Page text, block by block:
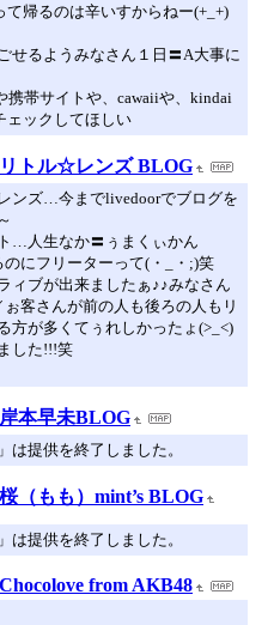
て帰るのは辛いすからねー(+_+)
せるようみなさん１日〓A大事に
携帯サイトや、cawaiiや、kindai
ェックしてほしい
リトル☆レンズ BLOG
ズ…今までlivedoorでブログを
…人生なか〓ぅまくぃかん
のにフリーターって(・_・;)笑
ィブが出来ましたぁ♪♪みなさん
客さんが前の人も後ろの人もリ
方が多くてぅれしかったょ(>_<)
した!!!笑
岸本早未BLOG
は提供を終了しました。
桜（もも）mint’s BLOG
は提供を終了しました。
Chocolove from AKB48